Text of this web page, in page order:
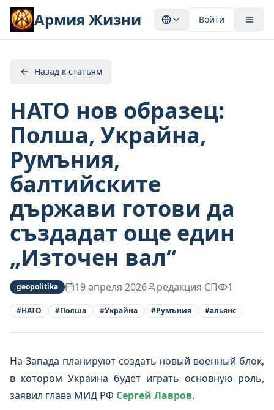
Армия Жизни Войти
Назад к статьям
НАТО нов образец:
Полша, Украйна,
Румъния,
балтийските
държави готови да
създадат още един
„Източен вал“
geopolitika 19 апреля 2026 редакция СП 1
#НАТО #Полша #Украйна #Румъния #альянс
На Запада планируют создать новый военный блок,
в котором Украина будет играть основную роль,
заявил глава МИД РФ Сергей Лавров.